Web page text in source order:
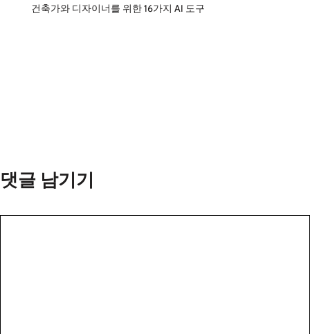
건축가와 디자이너를 위한 16가지 AI 도구
댓글 남기기